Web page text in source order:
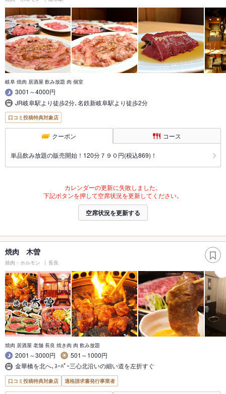
岐阜 焼肉 居酒屋 飲み放題 肉 個室
3001～4000円
JR岐阜駅より徒歩2分､名鉄新岐阜駅より徒歩2分
口コミ投稿特典対象店
クーポン コース
単品飲み放題の販売開始！120分７９０円(税込869)！
カレンダーの更新に失敗しました。
下記ボタンを押して空席状況を更新してください。
空席状況を更新する
焼肉 木曽
焼肉・ホルモン 長良
焼肉 居酒屋 老舗 長良 焼き肉 肉 飲み放題
2001～3000円
501～1000円
金華橋を北へ､ｽｰﾊﾟｰ三心北沿いの細い道を左折すぐ
口コミ投稿特典対象店 適格請求書発行事業者